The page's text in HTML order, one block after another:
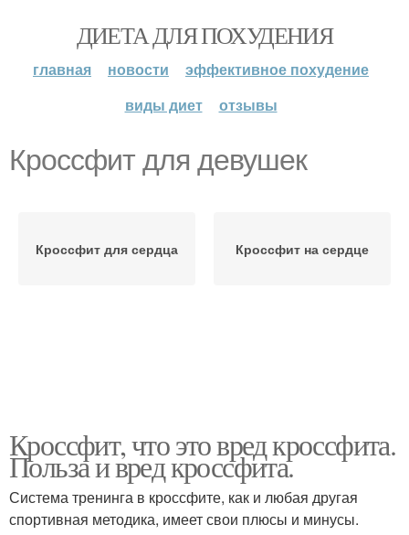
ДИЕТА ДЛЯ ПОХУДЕНИЯ
главная новости
эффективное похудение
виды диет
отзывы
Кроссфит для девушек
Кроссфит для сердца Кроссфит на сердце
Кроссфит, что это вред кроссфита.
Польза и вред кроссфита.
Система тренинга в кроссфите, как и любая другая
спортивная методика, имеет свои плюсы и минусы.